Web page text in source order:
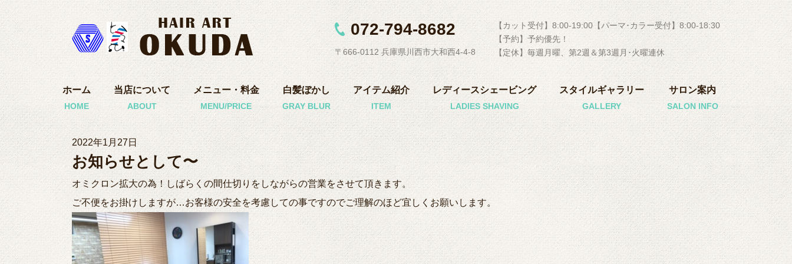
072-794-8682
〒666-0112 兵庫県川西市大和西4-4-8
【カット受付】8:00-19:00【パーマ･カラー受付】8:00-18:30
【予約】予約優先！
【定休】毎週月曜、第2週＆第3週月･火曜連休
ホーム 当店について メニュー・料金 白髪ぼかし アイテム紹介 レディースシェービング スタイルギャラリー サロン案内
2022年1月27日
お知らせとして〜
オミクロン拡大の為！しばらくの間仕切りをしながらの営業をさせて頂きます。
ご不便をお掛けしますが…お客様の安全を考慮しての事ですのでご理解のほど宜しくお願いします。